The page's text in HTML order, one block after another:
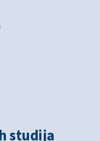
studija